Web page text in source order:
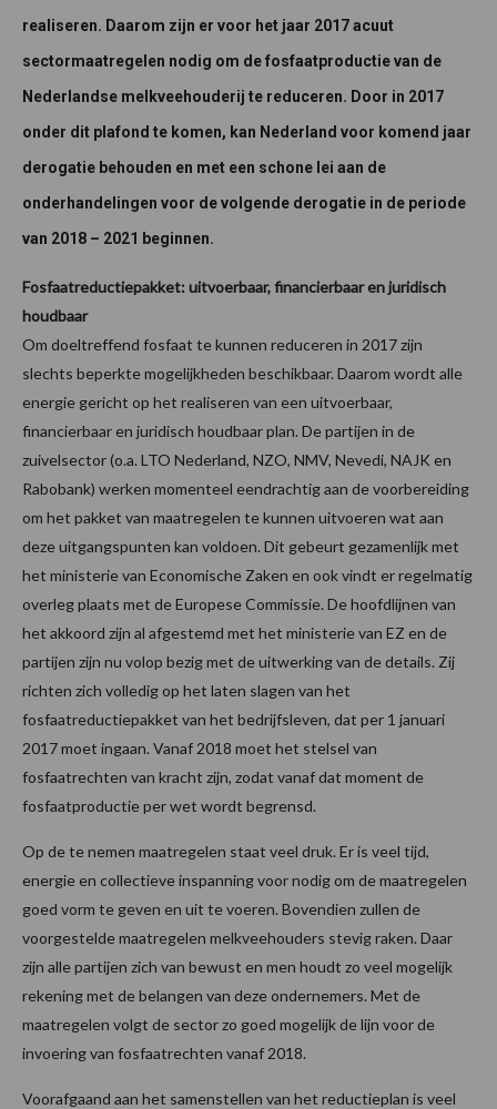
realiseren. Daarom zijn er voor het jaar 2017 acuut
sectormaatregelen nodig om de fosfaatproductie van de
Nederlandse melkveehouderij te reduceren. Door in 2017
onder dit plafond te komen, kan Nederland voor komend jaar
derogatie behouden en met een schone lei aan de
onderhandelingen voor de volgende derogatie in de periode
van 2018 – 2021 beginnen.
Fosfaatreductiepakket: uitvoerbaar, financierbaar en juridisch
houdbaar
Om doeltreffend fosfaat te kunnen reduceren in 2017 zijn
slechts beperkte mogelijkheden beschikbaar. Daarom wordt alle
energie gericht op het realiseren van een uitvoerbaar,
financierbaar en juridisch houdbaar plan. De partijen in de
zuivelsector (o.a. LTO Nederland, NZO, NMV, Nevedi, NAJK en
Rabobank) werken momenteel eendrachtig aan de voorbereiding
om het pakket van maatregelen te kunnen uitvoeren wat aan
deze uitgangspunten kan voldoen. Dit gebeurt gezamenlijk met
het ministerie van Economische Zaken en ook vindt er regelmatig
overleg plaats met de Europese Commissie. De hoofdlijnen van
het akkoord zijn al afgestemd met het ministerie van EZ en de
partijen zijn nu volop bezig met de uitwerking van de details. Zij
richten zich volledig op het laten slagen van het
fosfaatreductiepakket van het bedrijfsleven, dat per 1 januari
2017 moet ingaan. Vanaf 2018 moet het stelsel van
fosfaatrechten van kracht zijn, zodat vanaf dat moment de
fosfaatproductie per wet wordt begrensd.
Op de te nemen maatregelen staat veel druk. Er is veel tijd,
energie en collectieve inspanning voor nodig om de maatregelen
goed vorm te geven en uit te voeren. Bovendien zullen de
voorgestelde maatregelen melkveehouders stevig raken. Daar
zijn alle partijen zich van bewust en men houdt zo veel mogelijk
rekening met de belangen van deze ondernemers. Met de
maatregelen volgt de sector zo goed mogelijk de lijn voor de
invoering van fosfaatrechten vanaf 2018.
Voorafgaand aan het samenstellen van het reductieplan is veel